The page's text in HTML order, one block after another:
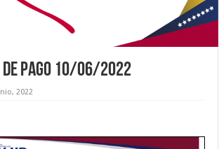
Pago 10/06/2022
2022